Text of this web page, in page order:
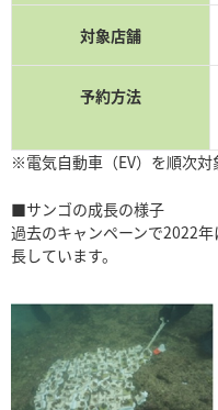
対象店舗
予約方法
※電気自動車（EV）を順次
■サンゴの成長の様子
過去のキャンペーンで2022
長しています。